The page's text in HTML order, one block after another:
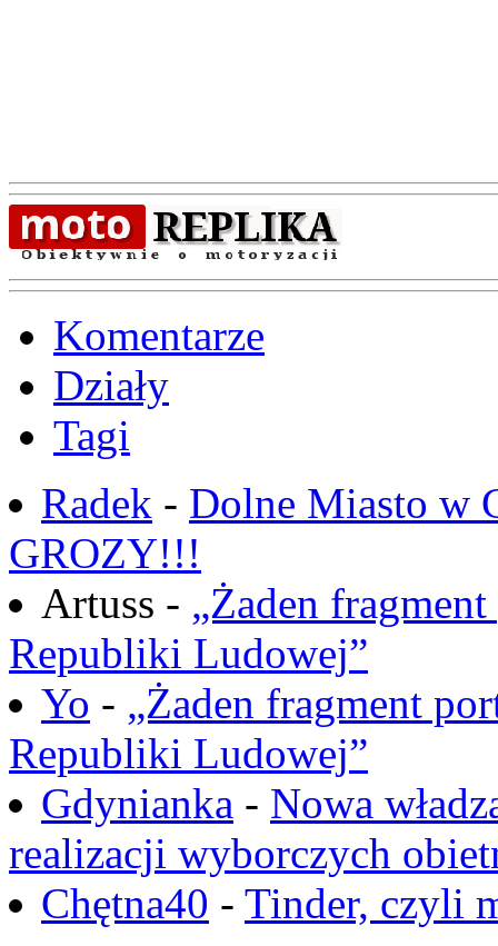
Komentarze
Działy
Tagi
Radek - Dolne Miasto w
GROZY!!!
Artuss - „Żaden
Republiki Ludowej”
Yo - „Żaden fragment
Republiki Ludowej”
Gdynianka - Nowa
realizacji wyborczych
Chętna40 - Tinder, czyli